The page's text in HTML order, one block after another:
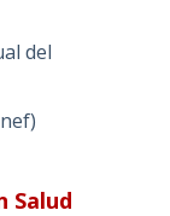
del
Salud